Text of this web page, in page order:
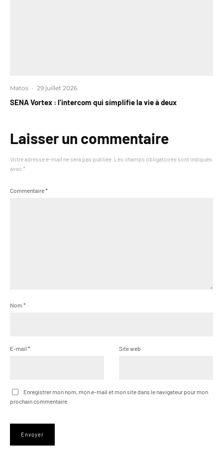
Matos · 29 juillet 2026
SENA Vortex : l’intercom qui simplifie la vie à deux
Laisser un commentaire
Votre adresse e-mail ne sera pas publiée. Les champs obligatoires sont indiqués
avec *
Commentaire*
Nom *
E-mail * Site web
Enregistrer mon nom, mon e-mail et mon site dans le navigateur pour mon
prochain commentaire.